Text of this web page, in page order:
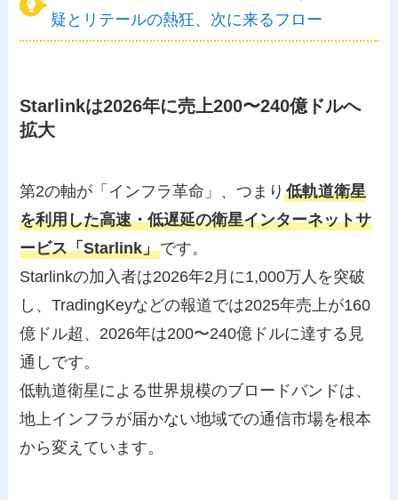
疑とリテールの熱狂、次に来るフロー
Starlinkは2026年に売上200〜240億ドルへ
拡大
第2の軸が「インフラ革命」、つまり低軌道衛星
を利用した高速・低遅延の衛星インターネットサ
ービス「Starlink」です。
Starlinkの加入者は2026年2月に1,000万人を突破
し、TradingKeyなどの報道では2025年売上が160
億ドル超、2026年は200〜240億ドルに達する見
通しです。
低軌道衛星による世界規模のブロードバンドは、
地上インフラが届かない地域での通信市場を根本
から変えています。